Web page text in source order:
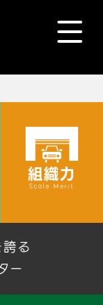
組織力
Scale Merit
る
ー